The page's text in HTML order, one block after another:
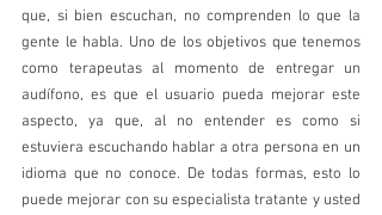
que, si bien escuchan, no comprenden lo que la
gente le habla. Uno de los objetivos que tenemos
como terapeutas al momento de entregar un
audífono, es que el usuario pueda mejorar este
aspecto, ya que, al no entender es como si
estuviera escuchando hablar a otra persona en un
idioma que no conoce. De todas formas, esto lo
puede mejorar con su especialista tratante y usted